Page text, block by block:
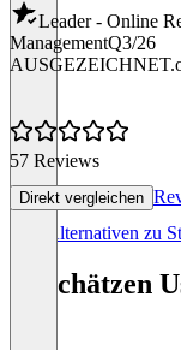
Leader - Online
ManagementQ3/26
57 Reviews
Direkt vergleichen
Alle Alternativen zu
So schätzen